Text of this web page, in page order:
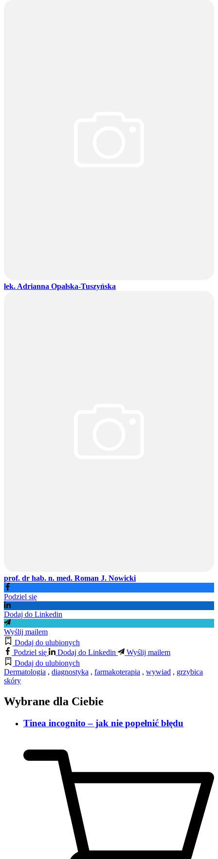
lek. Adrianna Opalska-Tuszyńska
prof. dr hab. n. med. Roman J. Nowicki
Podziel się
Dodaj do Linkedin
Wyślij mailem
Dodaj do ulubionych
Podziel się
Dodaj do Linkedin
Wyślij mailem
Dodaj do ulubionych
Dermatologia , diagnostyka , farmakoterapia , wywiad , grzybica
skóry
Wybrane dla Ciebie
Tinea incognito – jak nie popełnić błędu